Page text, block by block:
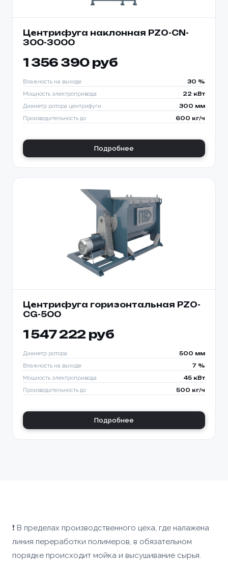
Центрифуга наклонная PZO-CN-
300-3000
1 356 390 руб
Влажность на выходе 30 %
Мощность электропривода 22 кВт
Диаметр ротора центрифуги 300 мм
Производительность до 600 кг/ч
Подробнее
Центрифуга горизонтальная PZO-
CG-500
1 547 222 руб
Диаметр ротора 500 мм
Влажность на выходе 7 %
Мощность электропривода 45 кВт
Производительность до 500 кг/ч
Подробнее
❗ В пределах производственного цеха, где налажена
линия переработки полимеров, в обязательном
порядке происходит мойка и высушивание сырья.